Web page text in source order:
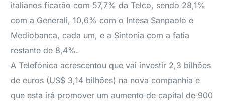
italianos ficarão com 57,7% da Telco, sendo 28,1%
com a Generali, 10,6% com o Intesa Sanpaolo e
Mediobanca, cada um, e a Sintonia com a fatia
restante de 8,4%.
A Telefónica acrescentou que vai investir 2,3 bilhões
de euros (US$ 3,14 bilhões) na nova companhia e
que esta irá promover um aumento de capital de 900